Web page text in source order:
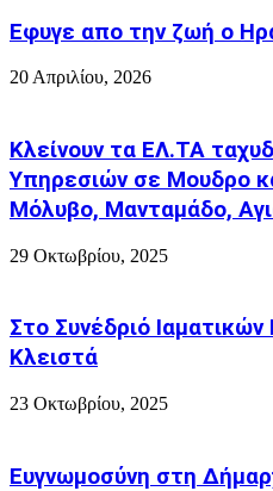
Εφυγε απο την ζωή o
20 Απριλίου, 2026
Κλείνουν τα ΕΛ.ΤΑ
Υπηρεσιών σε Μουδρο
Μόλυβο, Μανταμάδο,
29 Οκτωβρίου, 2025
Στο Συνέδριό
Κλειστά
23 Οκτωβρίου, 2025
Ευγνωμοσύνη στη